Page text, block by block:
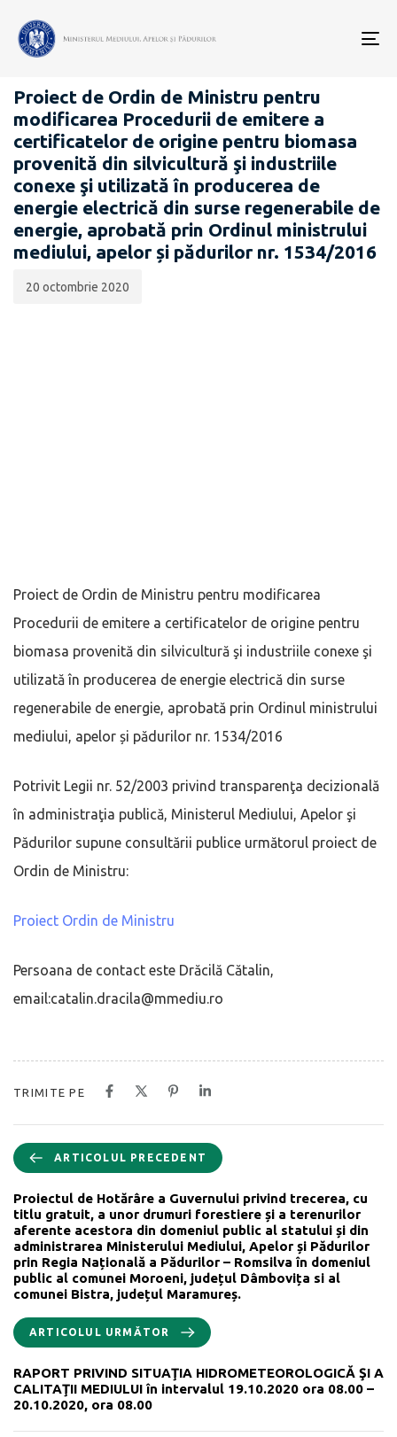
PROIECTE ACTE NORMATIVE
Proiect de Ordin de Ministru pentru
modificarea Procedurii de emitere a
certificatelor de origine pentru biomasa
provenită din silvicultură şi industriile
conexe şi utilizată în producerea de
energie electrică din surse regenerabile de
energie, aprobată prin Ordinul ministrului
mediului, apelor și pădurilor nr. 1534/2016
publicării:
20 octombrie 2020
Proiect de Ordin de Ministru pentru modificarea
Procedurii de emitere a certificatelor de origine pentru
biomasa provenită din silvicultură şi industriile conexe şi
utilizată în producerea de energie electrică din surse
regenerabile de energie, aprobată prin Ordinul ministrului
mediului, apelor și pădurilor nr. 1534/2016
Potrivit Legii nr. 52/2003 privind transparenţa decizională
în administraţia publică, Ministerul Mediului, Apelor şi
Pădurilor supune consultării publice următorul proiect de
Ordin de Ministru:
Proiect Ordin de Ministru
Persoana de contact este Drăcilă Cătalin,
email:catalin.dracila@mmediu.ro
TRIMITE PE
ARTICOLUL PRECEDENT
Proiectul de Hotărâre a Guvernului privind trecerea, cu
titlu gratuit, a unor drumuri forestiere și a terenurilor
aferente acestora din domeniul public al statului și din
administrarea Ministerului Mediului, Apelor și Pădurilor
prin Regia Națională a Pădurilor – Romsilva în domeniul
public al comunei Moroeni, județul Dâmbovița si al
comunei Bistra, județul Maramureș.
ARTICOLUL URMĂTOR
RAPORT PRIVIND SITUAŢIA HIDROMETEOROLOGICĂ ŞI A
CALITAŢII MEDIULUI în intervalul 19.10.2020 ora 08.00 –
20.10.2020, ora 08.00